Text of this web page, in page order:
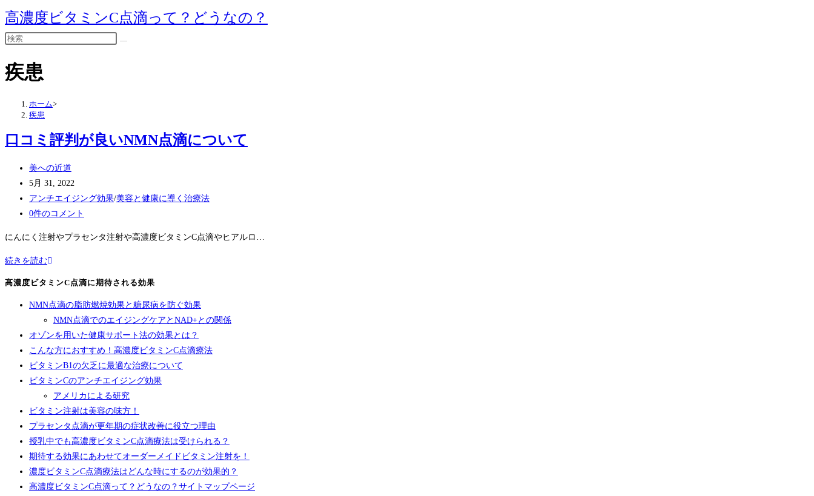
コ
ン
テ
ツ
ッ
プ
高濃度ビタミンC点滴って？どうなの？
疾患
ホーム>
疾患
口コミ評判が良いNMN点滴について
投
稿
者:
美への近道
投
稿
公
日:
5月 31, 2022
投
稿
テ
ゴ
ー:
アンチエイジング効果/美容と健康に導く治療法
投
コ
メ
ト:
0件のコメント
にんにく注射やプラセンタ注射や高濃度ビタミンC点滴やヒアルロ…
続きを読む口
評
判
が
良
い
NMN
点
滴
に
つ
い
て
高濃度ビタミンC点滴に期待される効果
NMN点滴の脂肪燃焼効果と糖尿病を防ぐ効果
NMN点滴でのエイジングケアとNAD+との関係
オゾンを用いた健康サポート法の効果とは？
こんな方におすすめ！高濃度ビタミンC点滴療法
ビタミンB1の欠乏に最適な治療について
ビタミンCのアンチエイジング効果
アメリカによる研究
ビタミン注射は美容の味方！
プラセンタ点滴が更年期の症状改善に役立つ理由
授乳中でも高濃度ビタミンC点滴療法は受けられる？
期待する効果にあわせてオーダーメイドビタミン注射を！
濃度ビタミンC点滴療法はどんな時にするのが効果的？
高濃度ビタミンC点滴って？どうなの？サイトマップページ